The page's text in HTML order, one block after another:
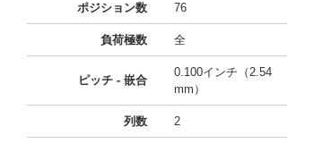
ポジション数 76
負荷極数 全
ピッチ - 嵌合
0.100インチ（2.54
mm）
列数 2